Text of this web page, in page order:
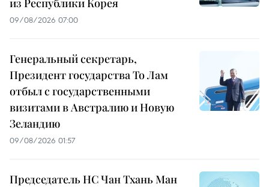
09/08/2026 07:00
Генеральный секретарь,
Президент государства То Лам
отбыл с государственными
визитами в Австралию и Новую
Зеландию
09/08/2026 01:57
Председатель НС Чан Тхань Ман